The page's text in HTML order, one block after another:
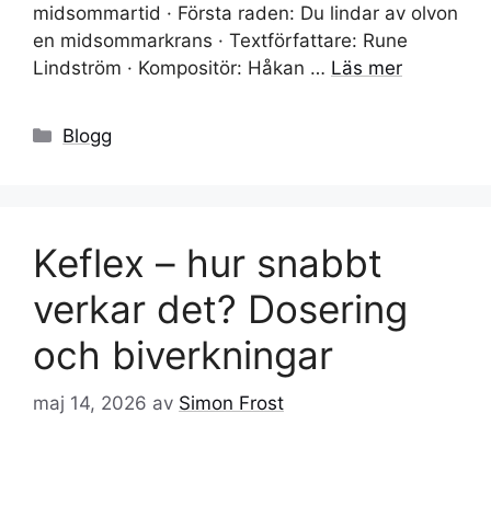
midsommartid · Första raden: Du lindar av olvon
en midsommarkrans · Textförfattare: Rune
Lindström · Kompositör: Håkan … Läs mer
Kategorier
Blogg
Keflex – hur snabbt
verkar det? Dosering
och biverkningar
maj 14, 2026 av Simon Frost